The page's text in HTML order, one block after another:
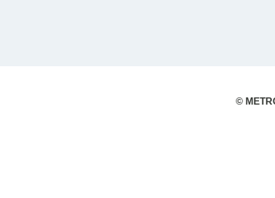
©